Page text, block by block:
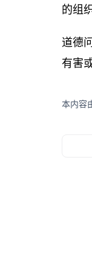
的组
道德
有害
本内容